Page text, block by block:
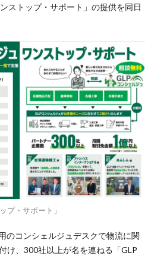
ストップ・サポート」の提供を同日
プ・サポート」
のコンシェルジュデスクで物流に関
け、300社以上が名を連ねる「GLP